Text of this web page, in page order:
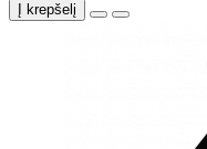
Į krepšelį